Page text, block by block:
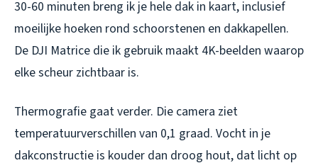
30-60 minuten breng ik je hele dak in kaart, inclusief
moeilijke hoeken rond schoorstenen en dakkapellen.
De DJI Matrice die ik gebruik maakt 4K-beelden waarop
elke scheur zichtbaar is.
Thermografie gaat verder. Die camera ziet
temperatuurverschillen van 0,1 graad. Vocht in je
dakconstructie is kouder dan droog hout, dat licht op